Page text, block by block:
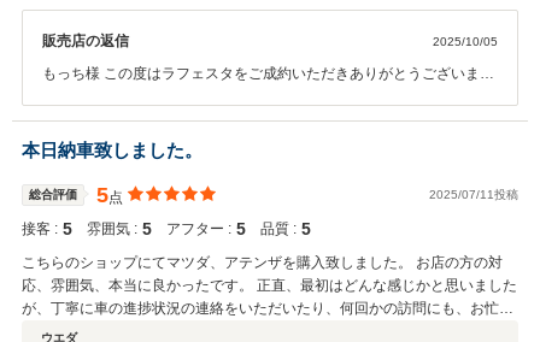
販売店の返信 2025/10/05
もっち様 この度はラフェスタをご成約いただきありがとうございま
ちください。また、納車後も何かあった時はご連絡いただければベス
トな方法をご提案いたしますので、何卒、宜しくお願い致します。 高
評価、コメント誠にありがとうございました。
本日納車致しました。
総合評価 5点 2025/07/11投稿
接客 : 5 雰囲気 : 5 アフター : 5 品質 : 5
こちらのショップにてマツダ、アテンザを購入致しました。 お店の方の対
応、雰囲気、本当に良かったです。 正直、最初はどんな感じかと思いました
が、丁寧に車の進捗状況の連絡をいただいたり、何回かの訪問にも、お忙し
い中快く対応していただいたり、当たり前の事と思うかもしれませんが、こ
ウエダ